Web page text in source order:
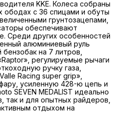
KKE. Колеса собраны
ободах с 36 спицами и обуты
грунтозацепами,
обеспечивают
Среди других особенностей
алюминиевый руль
на 7 литров,
регулируемые рычаги
ручку газа,
Racing super grip»,
усиленную 428-ю цепь и
SEVEN MEDALIST идеально
так и для опытных райдеров,
отдыхом на